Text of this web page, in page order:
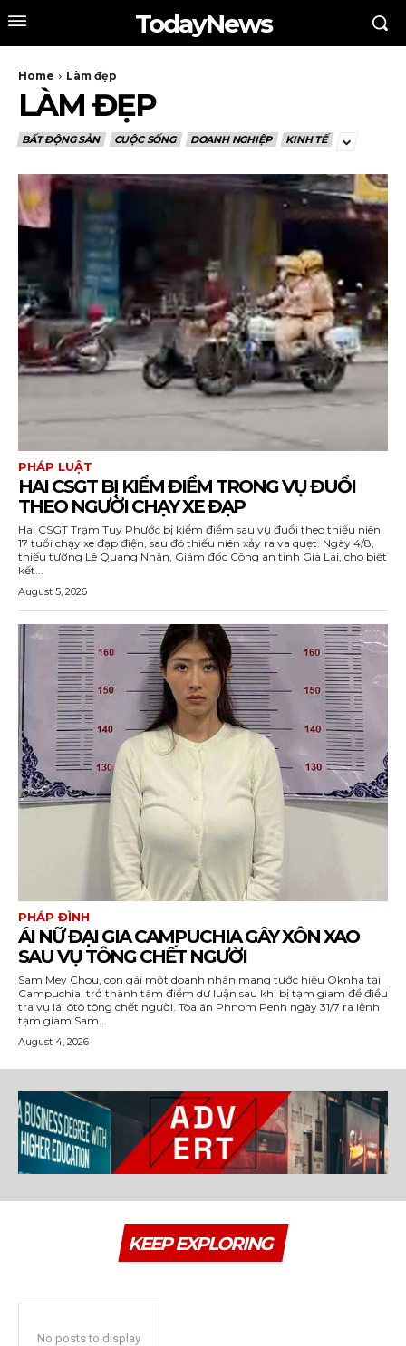
TodayNews
Home Làm đẹp
LÀM ĐẸP
BẤT ĐỘNG SẢN CUỘC SỐNG DOANH NGHIỆP KINH TẾ
PHÁP LUẬT
HAI CSGT BỊ KIỂM ĐIỂM TRONG VỤ ĐUỔI
THEO NGƯỜI CHẠY XE ĐẠP
Hai CSGT Trạm Tuy Phước bị kiểm điểm sau vụ đuổi theo thiếu niên
17 tuổi chạy xe đạp điện, sau đó thiếu niên xảy ra va quẹt. Ngày 4/8,
thiếu tướng Lê Quang Nhân, Giám đốc Công an tỉnh Gia Lai, cho biết
kết...
August 5, 2026
PHÁP ĐÌNH
ÁI NỮ ĐẠI GIA CAMPUCHIA GÂY XÔN XAO
SAU VỤ TÔNG CHẾT NGƯỜI
Sam Mey Chou, con gái một doanh nhân mang tước hiệu Oknha tại
Campuchia, trở thành tâm điểm dư luận sau khi bị tạm giam để điều
tra vụ lái ôtô tông chết người. Tòa án Phnom Penh ngày 31/7 ra lệnh
tạm giam Sam...
August 4, 2026
KEEP EXPLORING
No posts to display